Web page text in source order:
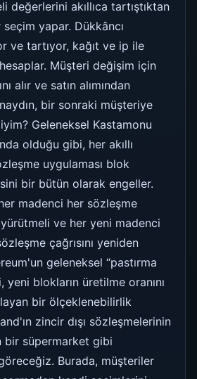
değerlerini akıllıca tartıştıktan
yapar. Dükkâncı
ve tartıyor, kağıt ve ip ile
Müşteri değişim için
alır ve satın alımından
bir sonraki müşteriye
Geleneksel Kastamonu
olduğu gibi, her akıllı
uygulaması blok
bir bütün olarak engeller.
madenci her sözleşme
yürütmeli ve her yeni madenci
çağrısını yeniden
geleneksel “pastırma
yeni blokların üretilme oranını
bir ölçeklenebilirlik
zincir dışı sözleşmelerinin
bir süpermarket gibi
göreceğiz. Burada, müşteriler